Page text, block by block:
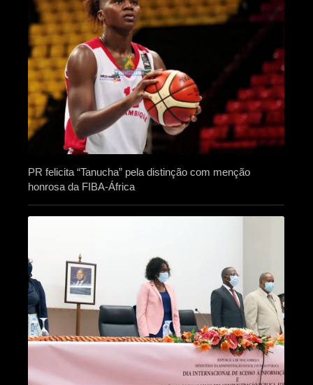
PR felicita “Tanucha” pela distinção com menção
honrosa da FIBA-África